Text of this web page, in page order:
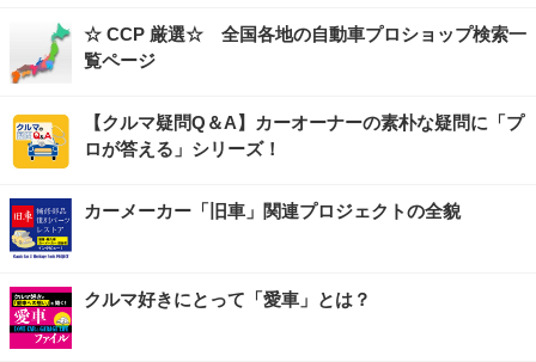
☆ CCP 厳選☆ 全国各地の自動車プロショップ検索一
覧ページ
【クルマ疑問Q＆A】カーオーナーの素朴な疑問に「プ
ロが答える」シリーズ！
カーメーカー「旧車」関連プロジェクトの全貌
クルマ好きにとって「愛車」とは？